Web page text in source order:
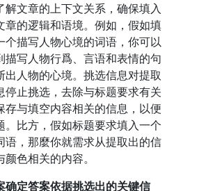
解文章的上下文关系，确保填入
章的逻辑和语境。例如，假如填
个描写人物心境的词语，你可以
描写人物行爲、言语和表情的句
出人物的心境。挑选信息对提取
停止挑选，去除与标题要求有关
存与填空内容相关的信息，以便
。比方，假如标题要求填入一个
语，那麼你就需求从提取出的信
色相关的内容。
确定答案依据挑选出的关键信